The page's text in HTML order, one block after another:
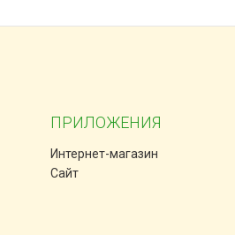
ПРИЛОЖЕНИЯ
Интернет-магазин
Сайт